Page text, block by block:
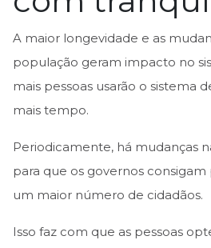
A maior longevidade e as
população geram impacto no
mais pessoas usarão o sistema
mais tempo.
Periodicamente, há mudanças
para que os governos
um maior número de cidadãos.
Isso faz com que as pessoas